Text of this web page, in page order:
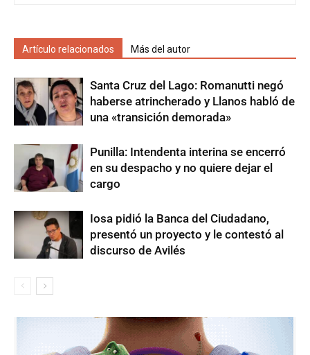
Artículo relacionados Más del autor
Santa Cruz del Lago: Romanutti negó
haberse atrincherado y Llanos habló de
una «transición demorada»
Punilla: Intendenta interina se encerró
en su despacho y no quiere dejar el
cargo
Iosa pidió la Banca del Ciudadano,
presentó un proyecto y le contestó al
discurso de Avilés